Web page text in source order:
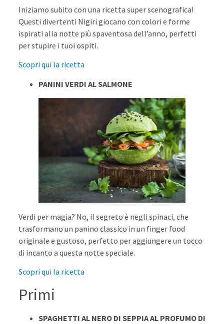
Iniziamo subito con una ricetta super scenografica!
Questi divertenti Nigiri giocano con colori e forme
ispirati alla notte più spaventosa dell’anno, perfetti
per stupire i tuoi ospiti.
Scopri qui la ricetta
PANINI VERDI AL SALMONE
Verdi per magia? No, il segreto è negli spinaci, che
trasformano un panino classico in un finger food
originale e gustoso, perfetto per aggiungere un tocco
di incanto a questa notte speciale.
Scopri qui la ricetta
Primi
SPAGHETTI AL NERO DI SEPPIA AL PROFUMO DI